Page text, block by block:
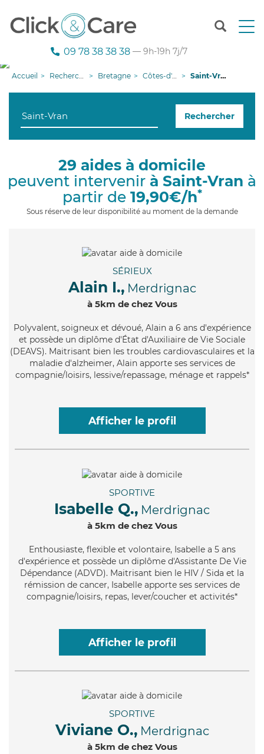
T
n
g
i
09 78 38 38 38 — 9h-19h 7j/7
Accueil Recherche aide à domicile Bretagne Côtes-d'armor Saint-Vran
Rechercher
29 aides à domicile
peuvent intervenir à Saint-Vran à
partir de 19,90€/h*
Sous réserve de leur disponibilité au moment de la demande
SÉRIEUX
Alain I., Merdrignac
à 5km de chez Vous
Polyvalent, soigneux et dévoué, Alain a 6 ans d'expérience
et possède un diplôme d'État d'Auxiliaire de Vie Sociale
(DEAVS). Maitrisant bien les troubles cardiovasculaires et la
maladie d'alzheimer, Alain apporte ses services de
compagnie/loisirs, lessive/repassage, ménage et rappels*
Afficher le profil
SPORTIVE
Isabelle Q., Merdrignac
à 5km de chez Vous
Enthousiaste, flexible et volontaire, Isabelle a 5 ans
d'expérience et possède un diplôme d'Assistante De Vie
Dépendance (ADVD). Maitrisant bien le HIV / Sida et la
rémission de cancer, Isabelle apporte ses services de
compagnie/loisirs, repas, lever/coucher et activités*
Afficher le profil
SPORTIVE
Viviane O., Merdrignac
à 5km de chez Vous